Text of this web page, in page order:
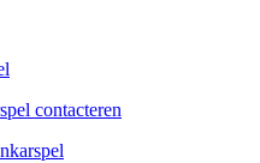
contacteren